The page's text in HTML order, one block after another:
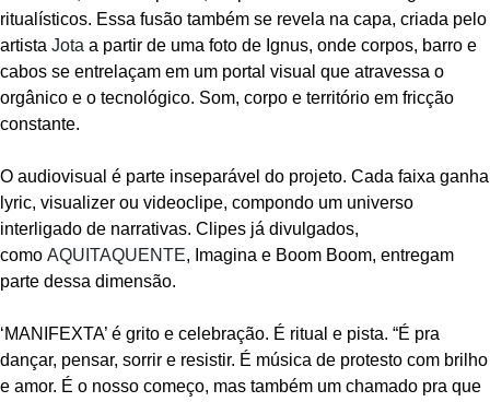
ritualísticos. Essa fusão também se revela na capa, criada pelo
artista Jota a partir de uma foto de Ignus, onde corpos, barro e
cabos se entrelaçam em um portal visual que atravessa o
orgânico e o tecnológico. Som, corpo e território em fricção
constante.
O audiovisual é parte inseparável do projeto. Cada faixa ganha
lyric, visualizer ou videoclipe, compondo um universo
interligado de narrativas. Clipes já divulgados,
como AQUITAQUENTE, Imagina e Boom Boom, entregam
parte dessa dimensão.
‘MANIFEXTA’ é grito e celebração. É ritual e pista. “É pra
dançar, pensar, sorrir e resistir. É música de protesto com brilho
e amor. É o nosso começo, mas também um chamado pra que